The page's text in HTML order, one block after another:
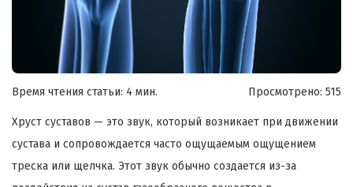
Время чтения статьи: 4 мин. Просмотрено: 515
Хруст суставов — это звук, который возникает при движении
сустава и сопровождается часто ощущаемым ощущением
треска или щелчка. Этот звук обычно создается из-за